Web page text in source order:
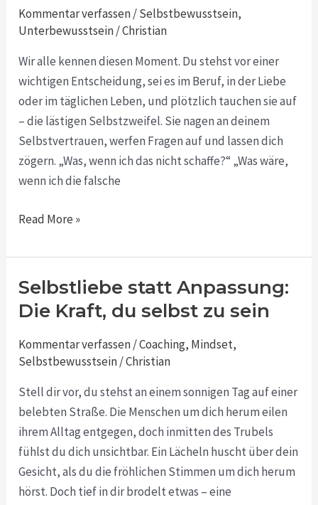
Kommentar verfassen/Selbstbewusstsein,
Unterbewusstsein/Christian
Wir alle kennen diesen Moment. Du stehst vor einer
wichtigen Entscheidung, sei es im Beruf, in der Liebe
oder im täglichen Leben, und plötzlich tauchen sie auf
– die lästigen Selbstzweifel. Sie nagen an deinem
Selbstvertrauen, werfen Fragen auf und lassen dich
zögern. „Was, wenn ich das nicht schaffe?“ „Was wäre,
wenn ich die falsche
Unterbewusstsein
zu
Selbstvertrauen
Read More »
Selbstliebe statt Anpassung:
Die Kraft, du selbst zu sein
Kommentar verfassen/Coaching, Mindset,
Selbstbewusstsein/Christian
Stell dir vor, du stehst an einem sonnigen Tag auf einer
belebten Straße. Die Menschen um dich herum eilen
ihrem Alltag entgegen, doch inmitten des Trubels
fühlst du dich unsichtbar. Ein Lächeln huscht über dein
Gesicht, als du die fröhlichen Stimmen um dich herum
hörst. Doch tief in dir brodelt etwas – eine
Selbstliebe
statt
Die
Kraft,
du
selbst
zu
sein